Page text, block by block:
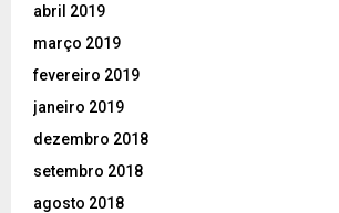
abril 2019
março 2019
fevereiro 2019
janeiro 2019
dezembro 2018
setembro 2018
agosto 2018